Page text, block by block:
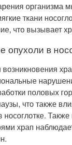
организма
ткани
что вызывает
опухоли в
половых
что также
Также
храп